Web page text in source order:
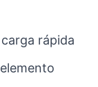
rápida